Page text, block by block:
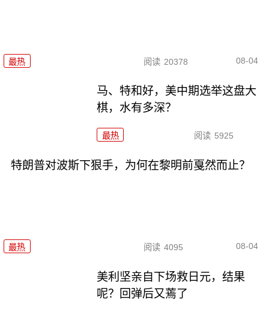
最热 阅读 20378 08-04
马、特和好，美中期选举这盘大
棋，水有多深？
最热 阅读 5925
特朗普对波斯下狠手，为何在黎明前戛然而止？
最热 阅读 4095 08-04
美利坚亲自下场救日元，结果
呢？回弹后又蔫了